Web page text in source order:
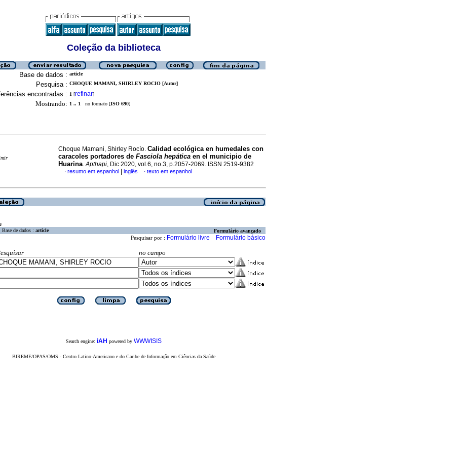
Coleção da biblioteca
Base de dados : article
Pesquisa : CHOQUE MAMANI, SHIRLEY ROCIO [Autor]
encontradas : 1 [refinar]
Mostrando: 1 .. 1 no formato [ISO 690]
Choque Mamani, Shirley Rocío. Calidad ecológica en humedales con
caracoles portadores de Fasciola hepática en el municipio de
Huarina.Apthapi, Dic 2020, vol.6, no.3, p.2057-2069. ISSN 2519-9382
· resumo em espanhol inglês · texto em espanhol
Base de dados : article Formulário avançado
Pesquisar por : Formulário livre Formulário básico
no campo
Search engine: iAH powered by WWWISIS
BIREME/OPAS/OMS - Centro Latino-Americano e do Caribe de Informação em Ciências da Saúde